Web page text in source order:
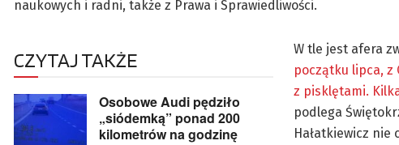
naukowych i radni, także z Prawa i Sprawiedliwości.
CZYTAJ TAKŻE
Osobowe Audi pędziło
„siódemką” ponad 200
kilometrów na godzinę
W tle jest afera
początku lipca, z
z pisklętami.
podlega
Hałatkiewicz nie